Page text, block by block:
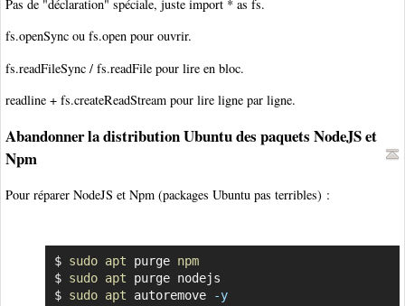
Pas de "déclaration" spéciale, juste import * as fs.
fs.openSync ou fs.open pour ouvrir.
fs.readFileSync / fs.readFile pour lire en bloc.
readline + fs.createReadStream pour lire ligne par ligne.
Abandonner la distribution Ubuntu des paquets NodeJS et
Npm
Pour réparer NodeJS et Npm (packages Ubuntu pas terribles) :
$ sudo apt purge npm
$ sudo apt purge nodejs
$ sudo apt autoremove -y